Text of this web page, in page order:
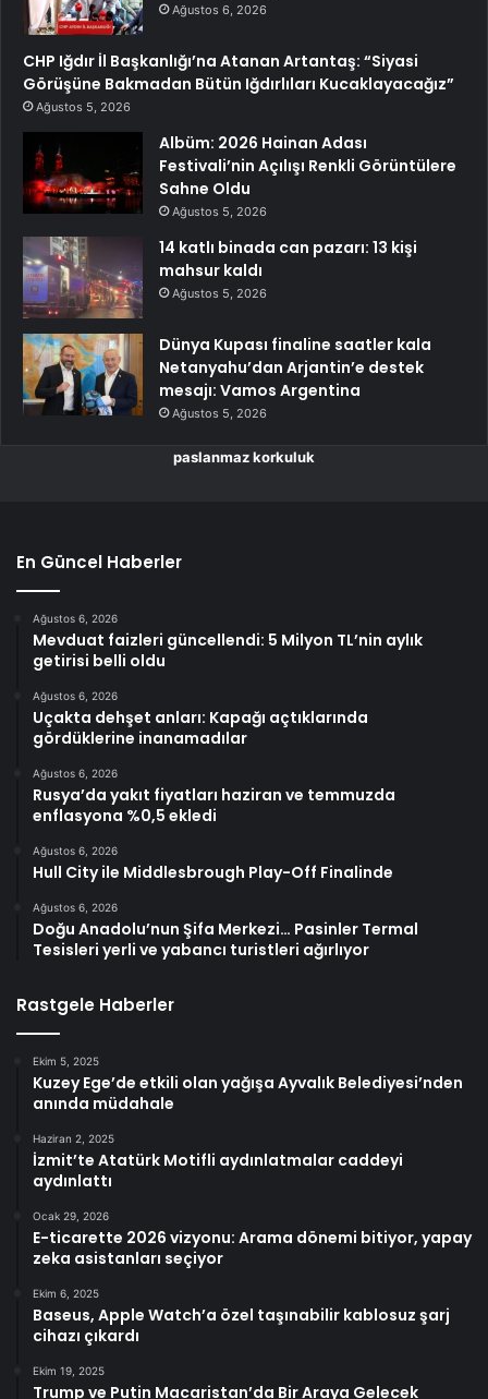
Ağustos 6, 2026
CHP Iğdır İl Başkanlığı’na Atanan Artantaş: “Siyasi
Görüşüne Bakmadan Bütün Iğdırlıları Kucaklayacağız”
Ağustos 5, 2026
Albüm: 2026 Hainan Adası
Festivali’nin Açılışı Renkli Görüntülere
Sahne Oldu
Ağustos 5, 2026
14 katlı binada can pazarı: 13 kişi
mahsur kaldı
Ağustos 5, 2026
Dünya Kupası finaline saatler kala
Netanyahu’dan Arjantin’e destek
mesajı: Vamos Argentina
Ağustos 5, 2026
paslanmaz korkuluk
En Güncel Haberler
Ağustos 6, 2026
Mevduat faizleri güncellendi: 5 Milyon TL’nin aylık
getirisi belli oldu
Ağustos 6, 2026
Uçakta dehşet anları: Kapağı açtıklarında
gördüklerine inanamadılar
Ağustos 6, 2026
Rusya’da yakıt fiyatları haziran ve temmuzda
enflasyona %0,5 ekledi
Ağustos 6, 2026
Hull City ile Middlesbrough Play-Off Finalinde
Ağustos 6, 2026
Doğu Anadolu’nun Şifa Merkezi… Pasinler Termal
Tesisleri yerli ve yabancı turistleri ağırlıyor
Rastgele Haberler
Ekim 5, 2025
Kuzey Ege’de etkili olan yağışa Ayvalık Belediyesi’nden
anında müdahale
Haziran 2, 2025
İzmit’te Atatürk Motifli aydınlatmalar caddeyi
aydınlattı
Ocak 29, 2026
E-ticarette 2026 vizyonu: Arama dönemi bitiyor, yapay
zeka asistanları seçiyor
Ekim 6, 2025
Baseus, Apple Watch’a özel taşınabilir kablosuz şarj
cihazı çıkardı
Ekim 19, 2025
Trump ve Putin Macaristan’da Bir Araya Gelecek